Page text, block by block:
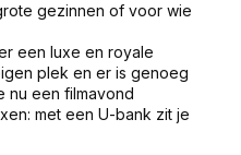
gezinnen of voor wie
een luxe en royale
plek en er is genoeg
nu een filmavond
met een U-bank zit je